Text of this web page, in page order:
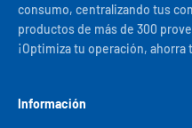
consumo, centralizando tus
productos de más de 300
¡Optimiza tu operación,
Información